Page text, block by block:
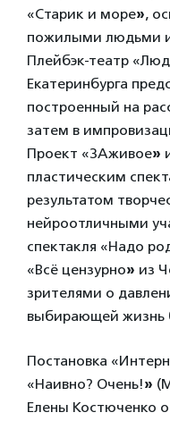
«Старик и море»,
пожилыми людьми и
Плейбэк-театр
Екатеринбурга
построенный на
затем в
Проект «ЗАживое»
пластическим
результатом
нейроотличными
спектакля «Надо
«Всё цензурно» из
зрителями о
выбирающей жизнь
Постановка
«Наивно? Очень!»
Елены Костюченко